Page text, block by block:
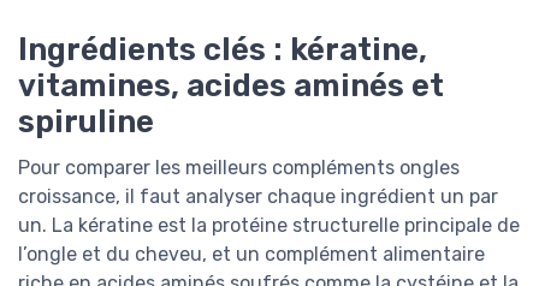
Ingrédients clés : kératine,
vitamines, acides aminés et
spiruline
Pour comparer les meilleurs compléments ongles
croissance, il faut analyser chaque ingrédient un par
un. La kératine est la protéine structurelle principale de
l’ongle et du cheveu, et un complément alimentaire